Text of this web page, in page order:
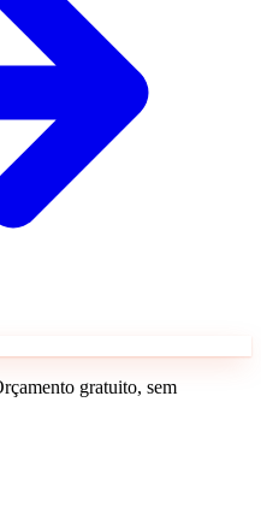
gratuito, sem